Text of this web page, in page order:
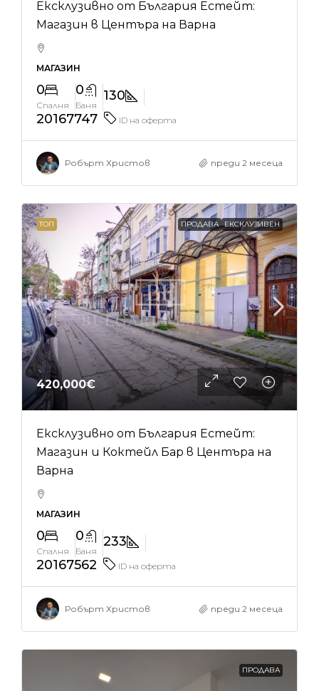
Ексклузивно от България Естейт:
Магазин в Центъра на Варна
МАГАЗИН
0
Спалня
0
Баня
130
20167747
ID на оферта
Робърт Христов преди 2 месеца
ТОП ПРОДАВА ЕКСКЛУЗИВЕН
420,000€
Ексклузивно от България Естейт:
Магазин и Коктейл Бар в Центъра на
Варна
МАГАЗИН
0
Спалня
0
Баня
233
20167562
ID на оферта
Робърт Христов преди 2 месеца
ПРОДАВА